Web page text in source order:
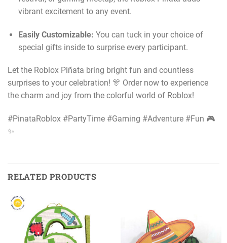
vibrant excitement to any event.
Easily Customizable: You can tuck in your choice of
special gifts inside to surprise every participant.
Let the Roblox Piñata bring bright fun and countless
surprises to your celebration! 🎊 Order now to experience
the charm and joy from the colorful world of Roblox!
#PinataRoblox #PartyTime #Gaming #Adventure #Fun 🎮
✨
RELATED PRODUCTS